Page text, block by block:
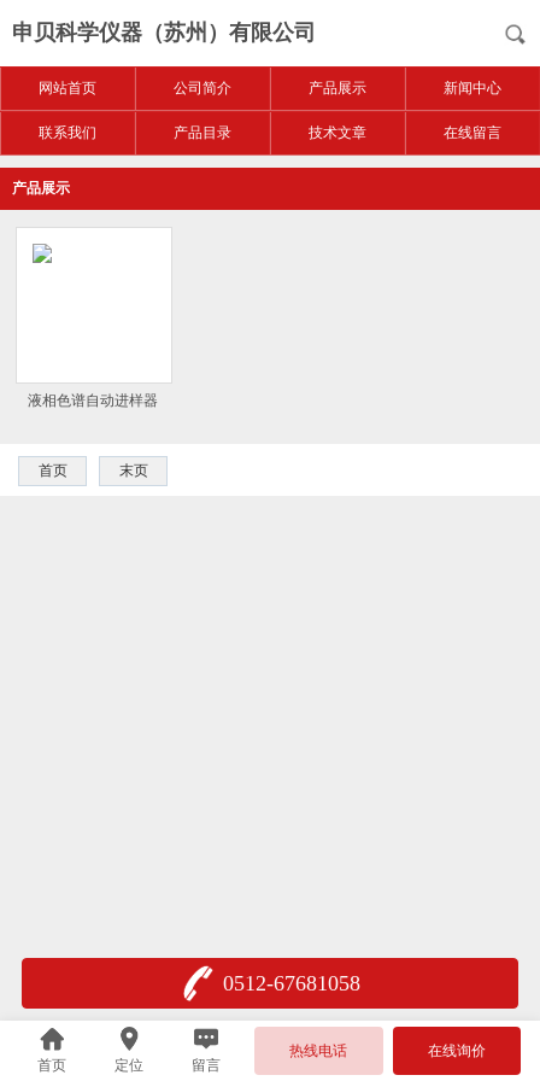
申贝科学仪器（苏州）有限公司
网站首页 公司简介 产品展示 新闻中心
联系我们 产品目录 技术文章 在线留言
产品展示
液相色谱自动进样器
首页 末页
0512-67681058
首页 定位 留言
热线电话 在线询价